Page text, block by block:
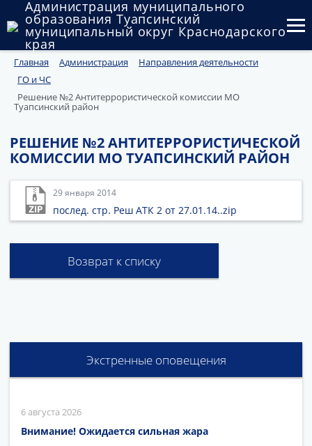
Администрация муниципального
образования Туапсинский
муниципальный округ Краснодарского
края
Округ
Администрация
Государственный и муниципальный контроль
Муниципальное имущество
Публичные слушания и общественные обсуждения
Главная Администрация
Направления деятельности
ГО и ЧС
Решение №2 Антитеррористической комиссии МО
Туапсинский район
РЕШЕНИЕ №2 АНТИТЕРРОРИСТИЧЕСКОЙ
КОМИССИИ МО ТУАПСИНСКИЙ РАЙОН
29 января 2014
послед. стр. Реш АТК 2 от 27.01.14..zip
Возврат к списку
Экстренные оповещения
6 августа 2026
Внимание! Ожидается сильная жара